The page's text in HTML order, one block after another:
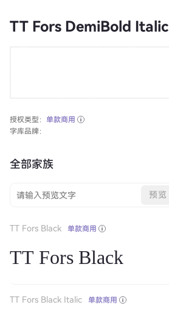
TT Fors DemiBold Italic
授权类型： 单款商用
字库品牌：
全部家族
预览
TT Fors Black 单款商用
TT Fors Black
TT Fors Black Italic 单款商用